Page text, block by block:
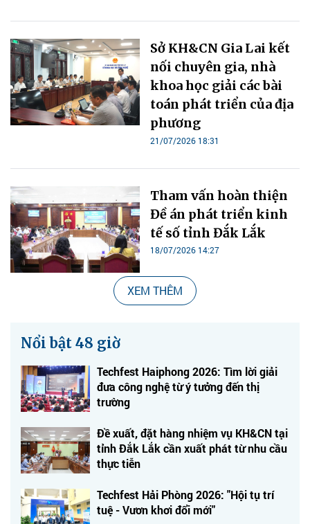
Sở KH&CN Gia Lai kết
nối chuyên gia, nhà
khoa học giải các bài
toán phát triển của địa
phương
21/07/2026 18:31
Tham vấn hoàn thiện
Đề án phát triển kinh
tế số tỉnh Đắk Lắk
18/07/2026 14:27
XEM THÊM
Nổi bật 48 giờ
Techfest Haiphong 2026: Tìm lời giải
đưa công nghệ từ ý tưởng đến thị
trường
Đề xuất, đặt hàng nhiệm vụ KH&CN tại
tỉnh Đắk Lắk cần xuất phát từ nhu cầu
thực tiễn
Techfest Hải Phòng 2026: "Hội tụ trí
tuệ - Vươn khơi đổi mới"